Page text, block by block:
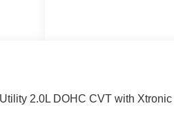
2.0L DOHC CVT with Xtronic